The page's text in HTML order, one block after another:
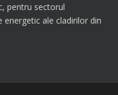
pentru sectorul
ale cladirilor din